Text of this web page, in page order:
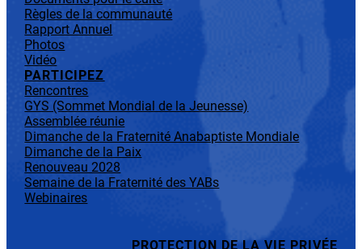
Règles de la communauté
Rapport Annuel
Photos
Vidéo
PARTICIPEZ
Rencontres
GYS (Sommet Mondial de la Jeunesse)
Assemblée réunie
Dimanche de la Fraternité Anabaptiste Mondiale
Dimanche de la Paix
Renouveau 2028
Semaine de la Fraternité des YABs
Webinaires
PROTECTION DE LA VIE PRIVÉE